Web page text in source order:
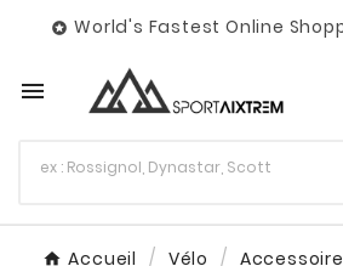
 World's Fastest Online

Accueil Vélo